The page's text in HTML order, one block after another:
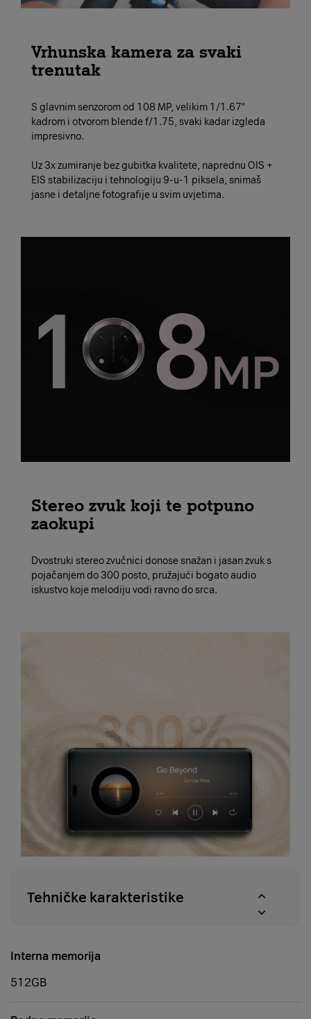
Vrhunska kamera za svaki
trenutak
S glavnim senzorom od 108 MP, velikim 1/1.67"
kadrom i otvorom blende f/1.75, svaki kadar izgleda
impresivno.
Uz 3x zumiranje bez gubitka kvalitete, naprednu OIS +
EIS stabilizaciju i tehnologiju 9-u-1 piksela, snimaš
jasne i detaljne fotografije u svim uvjetima.
Stereo zvuk koji te potpuno
zaokupi
Dvostruki stereo zvučnici donose snažan i jasan zvuk s
pojačanjem do 300 posto, pružajući bogato audio
iskustvo koje melodiju vodi ravno do srca.
Tehničke karakteristike
Interna memorija
512GB